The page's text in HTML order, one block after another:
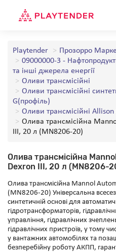
Playtender
Прозорро
09000000-3 -
та інші джерела енергії
Оливи трансмісійні
Оливи трансмісійні
G(профіль)
Оливи трансмісійні Allison
Олива трансмісійна
III, 20 л (MN8206-20)
Олива трансмісійна
Dexron III, 20 л (MN8206-
Олива трансмісійна Mannol
(MN8206-20) Універсальна
синтетичній основі для
гідротрансформаторів,
управління, гідравлічних
гідравлічних пристроїв, у тому
у вантажних автомобілях та
безперебійну роботу АКПП,